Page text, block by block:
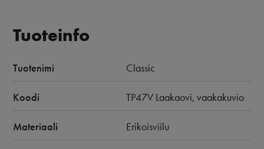
Tuoteinfo
Tuotenimi Classic
Koodi TP47V Laakaovi, vaakakuvio
Materiaali Erikoisviilu